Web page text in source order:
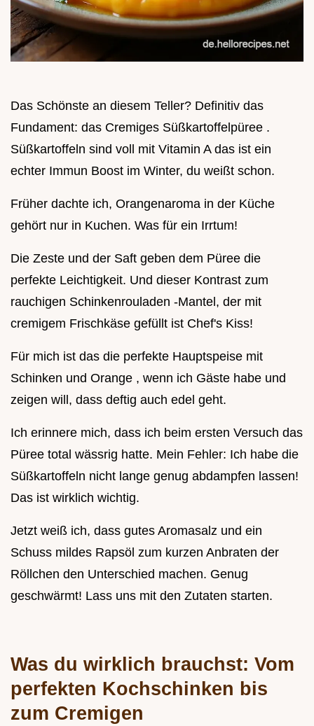
Das Schönste an diesem Teller? Definitiv das
Fundament: das Cremiges Süßkartoffelpüree .
Süßkartoffeln sind voll mit Vitamin A das ist ein
echter Immun Boost im Winter, du weißt schon.
Früher dachte ich, Orangenaroma in der Küche
gehört nur in Kuchen. Was für ein Irrtum!
Die Zeste und der Saft geben dem Püree die
perfekte Leichtigkeit. Und dieser Kontrast zum
rauchigen Schinkenrouladen -Mantel, der mit
cremigem Frischkäse gefüllt ist Chef's Kiss!
Für mich ist das die perfekte Hauptspeise mit
Schinken und Orange , wenn ich Gäste habe und
zeigen will, dass deftig auch edel geht.
Ich erinnere mich, dass ich beim ersten Versuch das
Püree total wässrig hatte. Mein Fehler: Ich habe die
Süßkartoffeln nicht lange genug abdampfen lassen!
Das ist wirklich wichtig.
Jetzt weiß ich, dass gutes Aromasalz und ein
Schuss mildes Rapsöl zum kurzen Anbraten der
Röllchen den Unterschied machen. Genug
geschwärmt! Lass uns mit den Zutaten starten.
Was du wirklich brauchst: Vom
perfekten Kochschinken bis
zum Cremigen